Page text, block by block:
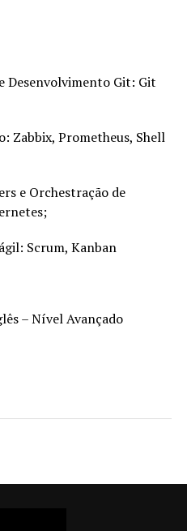
Desenvolvimento Git: Git
Zabbix, Prometheus, Shell
e Orchestração de
Scrum, Kanban
– Nível Avançado